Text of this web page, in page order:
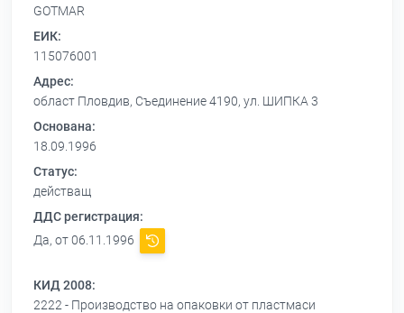
GOTMAR
ЕИК:
115076001
Адрес:
област Пловдив, Съединение 4190, ул. ШИПКА 3
Основана:
18.09.1996
Статус:
действащ
ДДС регистрация:
Да, от 06.11.1996
КИД 2008:
2222 - Производство на опаковки от пластмаси